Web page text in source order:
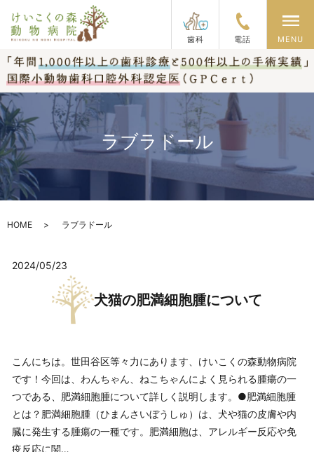
歯科 電話
メ
MENU
ラブラドール
HOME ラブラドール
2024/05/23
犬猫の肥満細胞腫について
こんにちは。世田谷区等々力にあります、けいこくの森動物病院
です！今回は、わんちゃん、ねこちゃんによく見られる腫瘍の一
つである、肥満細胞腫について詳しく説明します。●肥満細胞腫
とは？肥満細胞腫（ひまんさいぼうしゅ）は、犬や猫の皮膚や内
臓に発生する腫瘍の一種です。肥満細胞は、アレルギー反応や免
疫反応に関…